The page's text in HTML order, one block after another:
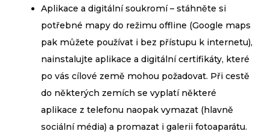
Aplikace a digitální soukromí – stáhněte si
potřebné mapy do režimu offline (Google maps
pak můžete používat i bez přístupu k internetu),
nainstalujte aplikace a digitální certifikáty, které
po vás cílové země mohou požadovat. Při cestě
do některých zemích se vyplatí některé
aplikace z telefonu naopak vymazat (hlavně
sociální média) a promazat i galerii fotoaparátu.